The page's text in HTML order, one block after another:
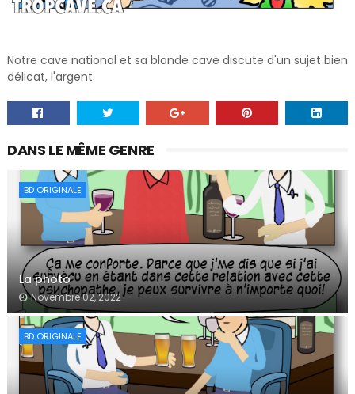
Notre cave national et sa blonde cave discute d'un sujet bien
délicat, l'argent.
DANS LE MÊME GENRE
BD ORIGINALE
La photo
Novembre 02, 2022
BD ORIGINALE